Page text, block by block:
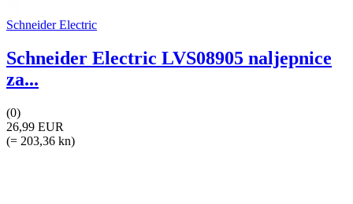
Schneider Electric
Schneider Electric LVS08905 naljepnice
za...
(0)
26,99 EUR
(= 203,36 kn)